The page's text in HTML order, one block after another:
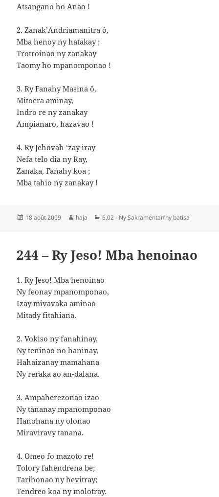
Atsangano ho Anao !
2. Zanak’Andriamanitra ô,
Mba henoy ny hatakay ;
Trotroinao ny zanakay
Taomy ho mpanomponao !
3. Ry Fanahy Masina ô,
Mitoera aminay,
Indro re ny zanakay
Ampianaro, hazavao !
4. Ry Jehovah ‘zay iray
Nefa telo dia ny Ray,
Zanaka, Fanahy koa ;
Mba tahio ny zanakay !
Publié
18 août 2009 Auteur
haja Catégories
6.02 - Ny Sakramentan’ny batisa
244 – Ry Jeso! Mba henoinao
1. Ry Jeso! Mba henoinao
Ny feonay mpanomponao,
Izay mivavaka aminao
Mitady fitahiana.
2. Vokiso ny fanahinay,
Ny teninao no haninay,
Hahaizanay mamahana
Ny reraka ao an-dalana.
3. Ampaherezonao izao
Ny tànanay mpanomponao
Hanohana ny olonao
Miraviravy tanana.
4. Omeo fo mazoto re!
Tolory fahendrena be;
Tarihonao ny hevitray;
Tendreo koa ny molotray.